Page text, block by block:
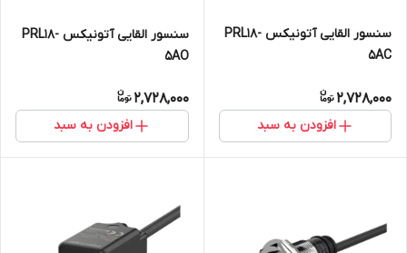
سنسور القایی آتونیکس PRL18-
5AC
2,728,000
افزودن به سبد
سنسور القایی آتونیکس PRL18-
5AO
2,728,000
افزودن به سبد